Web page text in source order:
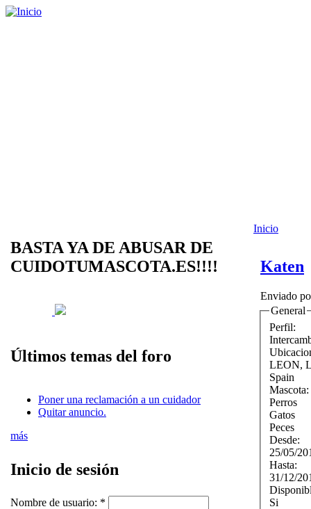
BASTA YA DE ABUSAR DE
CUIDOTUMASCOTA.ES!!!!
Últimos temas del foro
Poner una reclamación a un cuidador
Quitar anuncio.
más
Inicio de sesión
Nombre de usuario: *
Inicio
Katen
Enviado
General
Perfil:
LEON,
Spain
Mascota:
Perros
Gatos
Peces
Desde:
25/05/
Hasta:
31/12/
Si